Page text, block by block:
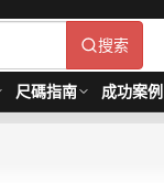
搜索
尺碼指南 成功案例